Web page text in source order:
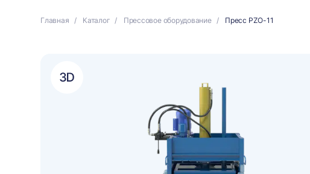
Главная Каталог Прессовое оборудование Пресс PZO-11